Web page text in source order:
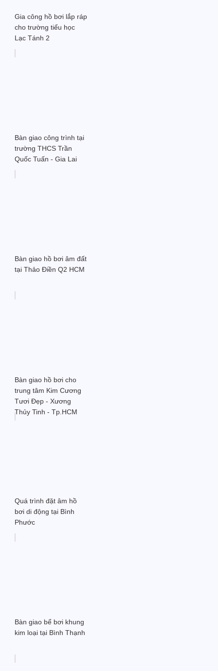
Gia công hồ bơi lắp ráp
cho trường tiểu học
Lạc Tánh 2
Bàn giao công trình tại
trường THCS Trần
Quốc Tuấn - Gia Lai
Bàn giao hồ bơi âm đất
tại Thảo Điền Q2 HCM
Bàn giao hồ bơi cho
trung tâm Kim Cương
Tươi Đẹp - Xương
Thủy Tinh - Tp.HCM
Quá trình đặt âm hồ
bơi di động tại Bình
Phước
Bàn giao bể bơi khung
kim loại tại Bình Thạnh